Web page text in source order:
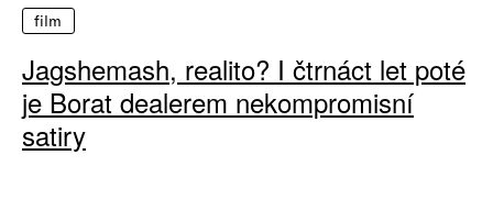
film
Jagshemash, realito? I čtrnáct let poté
je Borat dealerem nekompromisní
satiry